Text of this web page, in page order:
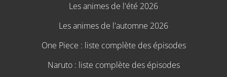
Les animes de l'été 2026
Les animes de l'automne 2026
One Piece : liste complète des épisodes
Naruto : liste complète des épisodes